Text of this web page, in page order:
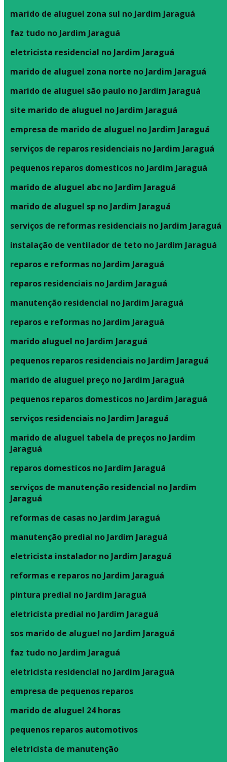
marido de aluguel zona sul no Jardim Jaraguá
faz tudo no Jardim Jaraguá
eletricista residencial no Jardim Jaraguá
marido de aluguel zona norte no Jardim Jaraguá
marido de aluguel são paulo no Jardim Jaraguá
site marido de aluguel no Jardim Jaraguá
empresa de marido de aluguel no Jardim Jaraguá
serviços de reparos residenciais no Jardim Jaraguá
pequenos reparos domesticos no Jardim Jaraguá
marido de aluguel abc no Jardim Jaraguá
marido de aluguel sp no Jardim Jaraguá
serviços de reformas residenciais no Jardim Jaraguá
instalação de ventilador de teto no Jardim Jaraguá
reparos e reformas no Jardim Jaraguá
reparos residenciais no Jardim Jaraguá
manutenção residencial no Jardim Jaraguá
reparos e reformas no Jardim Jaraguá
marido aluguel no Jardim Jaraguá
pequenos reparos residenciais no Jardim Jaraguá
marido de aluguel preço no Jardim Jaraguá
pequenos reparos domesticos no Jardim Jaraguá
serviços residenciais no Jardim Jaraguá
marido de aluguel tabela de preços no Jardim
Jaraguá
reparos domesticos no Jardim Jaraguá
serviços de manutenção residencial no Jardim
Jaraguá
reformas de casas no Jardim Jaraguá
manutenção predial no Jardim Jaraguá
eletricista instalador no Jardim Jaraguá
reformas e reparos no Jardim Jaraguá
pintura predial no Jardim Jaraguá
eletricista predial no Jardim Jaraguá
sos marido de aluguel no Jardim Jaraguá
faz tudo no Jardim Jaraguá
eletricista residencial no Jardim Jaraguá
empresa de pequenos reparos
marido de aluguel 24 horas
pequenos reparos automotivos
eletricista de manutenção